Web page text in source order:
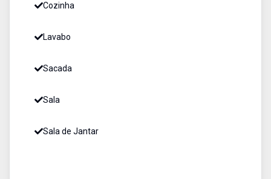
Cozinha
Lavabo
Sacada
Sala
Sala de Jantar